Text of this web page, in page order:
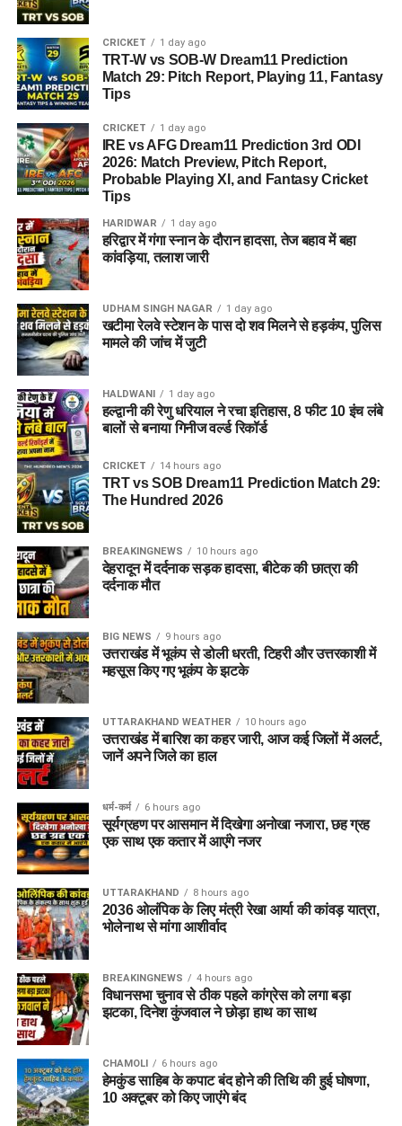
CRICKET 1 day ago
TRT-W vs SOB-W Dream11 Prediction
Match 29: Pitch Report, Playing 11, Fantasy
Tips
CRICKET 1 day ago
IRE vs AFG Dream11 Prediction 3rd ODI
2026: Match Preview, Pitch Report,
Probable Playing XI, and Fantasy Cricket
Tips
HARIDWAR 1 day ago
हरिद्वार में गंगा स्नान के दौरान हादसा, तेज बहाव में बहा
कांवड़िया, तलाश जारी
UDHAM SINGH NAGAR 1 day ago
खटीमा रेलवे स्टेशन के पास दो शव मिलने से हड़कंप, पुलिस
मामले की जांच में जुटी
HALDWANI 1 day ago
हल्द्वानी की रेणु धरियाल ने रचा इतिहास, 8 फीट 10 इंच लंबे
बालों से बनाया गिनीज वर्ल्ड रिकॉर्ड
CRICKET 14 hours ago
TRT vs SOB Dream11 Prediction Match 29:
The Hundred 2026
BREAKINGNEWS 10 hours ago
देहरादून में दर्दनाक सड़क हादसा, बीटेक की छात्रा की
दर्दनाक मौत
BIG NEWS 9 hours ago
उत्तराखंड में भूकंप से डोली धरती, टिहरी और उत्तरकाशी में
महसूस किए गए भूकंप के झटके
UTTARAKHAND WEATHER 10 hours ago
उत्तराखंड में बारिश का कहर जारी, आज कई जिलों में अलर्ट,
जानें अपने जिले का हाल
धर्म-कर्म 6 hours ago
सूर्यग्रहण पर आसमान में दिखेगा अनोखा नजारा, छह ग्रह
एक साथ एक कतार में आएंगे नजर
UTTARAKHAND 8 hours ago
2036 ओलंपिक के लिए मंत्री रेखा आर्या की कांवड़ यात्रा,
भोलेनाथ से मांगा आशीर्वाद
BREAKINGNEWS 4 hours ago
विधानसभा चुनाव से ठीक पहले कांग्रेस को लगा बड़ा
झटका, दिनेश कुंजवाल ने छोड़ा हाथ का साथ
CHAMOLI 6 hours ago
हेमकुंड साहिब के कपाट बंद होने की तिथि की हुई घोषणा,
10 अक्टूबर को किए जाएंंगे बंद